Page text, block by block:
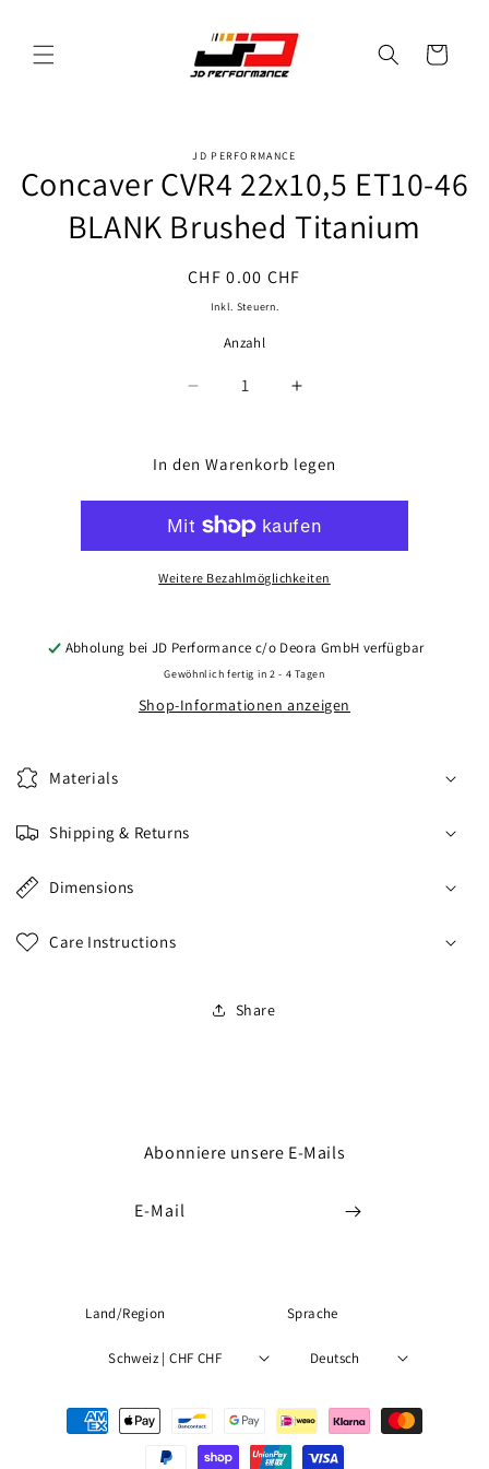
Inhalt
Warenkorb
JD PERFORMANCE
Concaver CVR4 22x10,5 ET10-46
BLANK Brushed Titanium
Normaler
Preis
CHF 0.00 CHF
Inkl. Steuern.
Anzahl
Anzahl
Verringere
für
CVR4
22x10,5
ET10-
46
Titanium
Erhöhe
für
22x10,5
ET10-
46
Titanium
In den Warenkorb legen
Weitere Bezahlmöglichkeiten
Abholung bei JD Performance c/o Deora GmbH verfügbar
Gewöhnlich fertig in 2 - 4 Tagen
Shop-Informationen anzeigen
Materials
Shipping & Returns
Dimensions
Care Instructions
Share
Abonniere unsere E-Mails
E-Mail
Land/Region
Schweiz | CHF CHF
Sprache
Deutsch
Zahlungsmethoden